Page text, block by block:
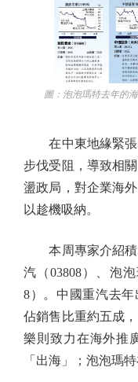
圖：泡泡瑪特去年的海
在中東地緣緊張
步伐受阻，導致相
盪政局，對企業海
以趁機吸納。
本周專家介紹積
汽（03808）、泡
8）。中國重汽去
佔銷售比重約五成
樂則致力在海外推
「出海」；泡泡瑪